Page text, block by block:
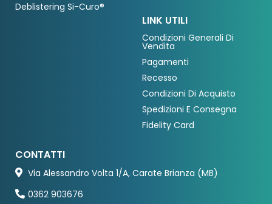
Deblistering Si-Curo®
LINK UTILI
Condizioni Generali Di
Vendita
Pagamenti
Recesso
Condizioni Di Acquisto
Spedizioni E Consegna
Fidelity Card
CONTATTI
Via Alessandro Volta 1/A, Carate Brianza (MB)
0362 903676